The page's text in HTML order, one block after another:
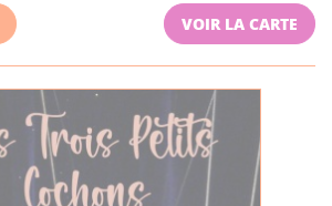
VOIR LA CARTE